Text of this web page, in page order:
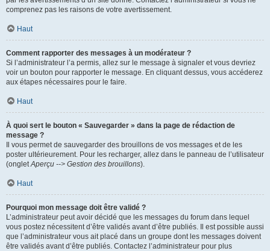
comprenez pas les raisons de votre avertissement.
Haut
Comment rapporter des messages à un modérateur ?
Si l’administrateur l’a permis, allez sur le message à signaler et vous devriez
voir un bouton pour rapporter le message. En cliquant dessus, vous accéderez
aux étapes nécessaires pour le faire.
Haut
À quoi sert le bouton « Sauvegarder » dans la page de rédaction de
message ?
Il vous permet de sauvegarder des brouillons de vos messages et de les
poster ultérieurement. Pour les recharger, allez dans le panneau de l’utilisateur
(ongletAperçu --> Gestion des brouillons).
Haut
Pourquoi mon message doit être validé ?
L’administrateur peut avoir décidé que les messages du forum dans lequel
vous postez nécessitent d’être validés avant d’être publiés. Il est possible aussi
que l’administrateur vous ait placé dans un groupe dont les messages doivent
être validés avant d’être publiés. Contactez l’administrateur pour plus